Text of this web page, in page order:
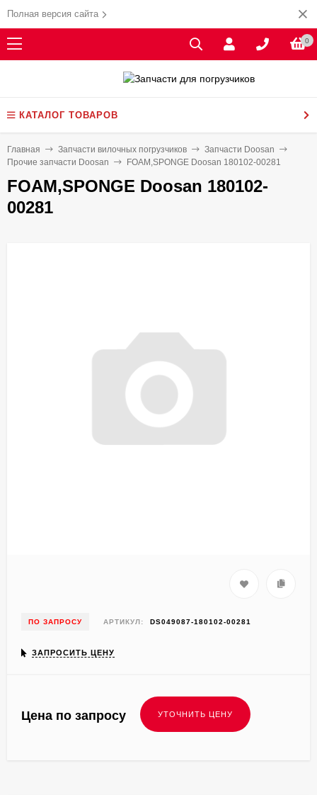
Полная версия сайта
0
КАТАЛОГ ТОВАРОВ
Главная Запчасти вилочных погрузчиков
Запчасти Doosan
Прочие запчасти Doosan
FOAM,SPONGE Doosan 180102-00281
FOAM,SPONGE Doosan 180102-
00281
ПО ЗАПРОСУ АРТИКУЛ: DS049087-180102-00281
ЗАПРОСИТЬ ЦЕНУ
Цена по запросу